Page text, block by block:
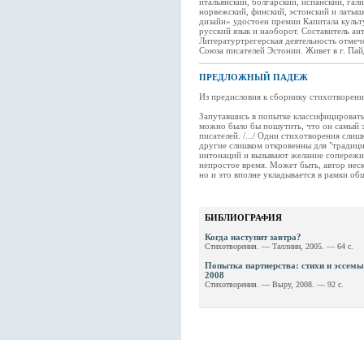
норвежский, финский, эстонский и
дизайн» удостоен премии Капитала
русский язык и наоборот. Составитель
Литературтрегерская деятельность
Союза писателей Эстонии. Живет в г.
ПРЕДЛОЖНЫЙ ПАДЕЖ
Из предисловия к сборнику
Запутавшись в попытке
можно было бы пошутить, что он самый
писателей. /.../ Одни стихотворения
другие слишком откровенны для
интонаций и вызывают желание
непростое время. Может быть, автор
но и это вполне укладывается в рамки
БИБЛИОГРАФИЯ
Когда наступит завтра?
Стихотворения. — Таллинн, 2005. — 64 с.
Попытка партнерства: стихи и
2008
Стихотворения. — Выру, 2008. — 92 с.